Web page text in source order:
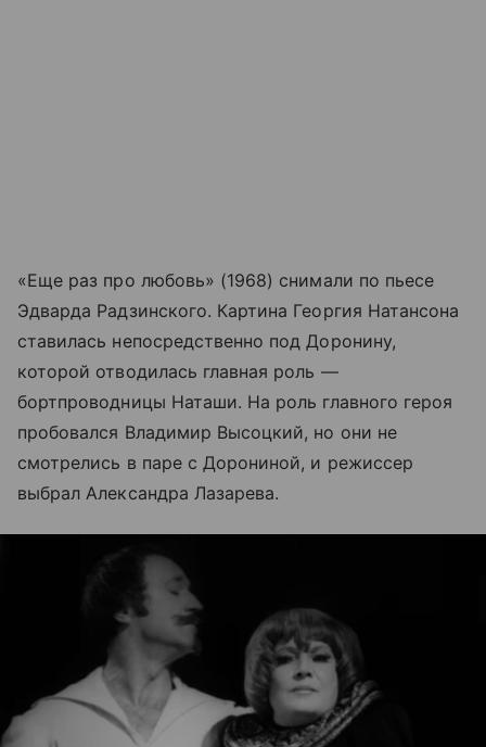
«Еще раз про любовь» (1968) снимали по пьесе
Эдварда Радзинского. Картина Георгия Натансона
ставилась непосредственно под Доронину,
которой отводилась главная роль —
бортпроводницы Наташи. На роль главного героя
пробовался Владимир Высоцкий, но они не
смотрелись в паре с Дорониной, и режиссер
выбрал Александра Лазарева.